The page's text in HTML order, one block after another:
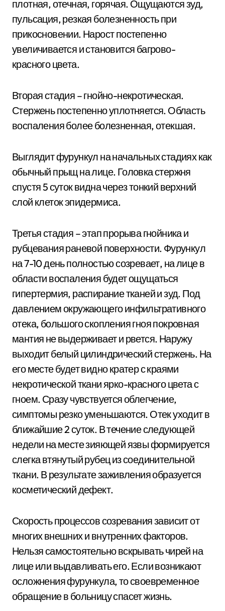
плотная, отечная, горячая. Ощущаются зуд,
пульсация, резкая болезненность при
прикосновении. Нарост постепенно
увеличивается и становится багрово-
красного цвета.
Вторая стадия – гнойно-некротическая.
Стержень постепенно уплотняется. Область
воспаления более болезненная, отекшая.
Выглядит фурункул на начальных стадиях как
обычный прыщ на лице. Головка стержня
спустя 5 суток видна через тонкий верхний
слой клеток эпидермиса.
Третья стадия – этап прорыва гнойника и
рубцевания раневой поверхности. Фурункул
на 7-10 день полностью созревает, на лице в
области воспаления будет ощущаться
гипертермия, распирание тканей и зуд. Под
давлением окружающего инфильтративного
отека, большого скопления гноя покровная
мантия не выдерживает и рвется. Наружу
выходит белый цилиндрический стержень. На
его месте будет видно кратер с краями
некротической ткани ярко-красного цвета с
гноем. Сразу чувствуется облегчение,
симптомы резко уменьшаются. Отек уходит в
ближайшие 2 суток. В течение следующей
недели на месте зияющей язвы формируется
слегка втянутый рубец из соединительной
ткани. В результате заживления образуется
косметический дефект.
Скорость процессов созревания зависит от
многих внешних и внутренних факторов.
Нельзя самостоятельно вскрывать чирей на
лице или выдавливать его. Если возникают
осложнения фурункула, то своевременное
обращение в больницу спасет жизнь.